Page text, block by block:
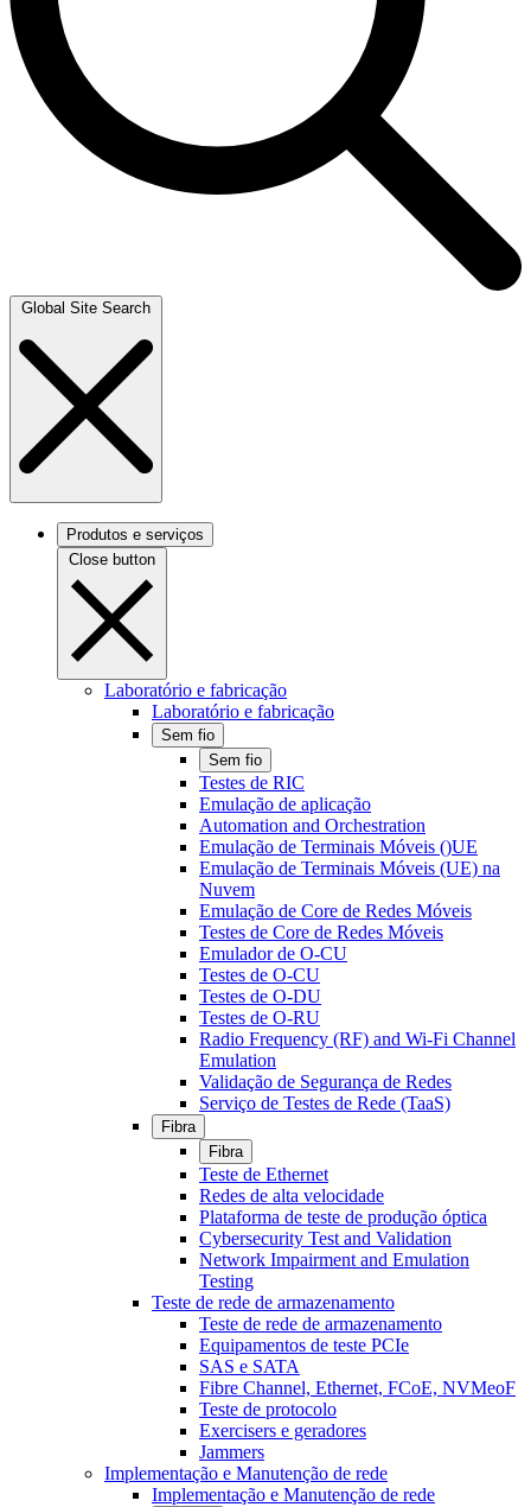
Global Site Search
Produtos e serviços
Close button
Laboratório e fabricação
Laboratório e fabricação
Sem fio
Sem fio
Testes de RIC
Emulação de aplicação
Automation and Orchestration
Emulação de Terminais Móveis ()UE
Emulação de Terminais Móveis (UE) na
Nuvem
Emulação de Core de Redes Móveis
Testes de Core de Redes Móveis
Emulador de O-CU
Testes de O-CU
Testes de O-DU
Testes de O-RU
Radio Frequency (RF) and Wi-Fi Channel
Emulation
Validação de Segurança de Redes
Serviço de Testes de Rede (TaaS)
Fibra
Fibra
Teste de Ethernet
Redes de alta velocidade
Plataforma de teste de produção óptica
Cybersecurity Test and Validation
Network Impairment and Emulation
Testing
Teste de rede de armazenamento
Teste de rede de armazenamento
Equipamentos de teste PCIe
SAS e SATA
Fibre Channel, Ethernet, FCoE, NVMeoF
Teste de protocolo
Exercisers e geradores
Jammers
Implementação e Manutenção de rede
Implementação e Manutenção de rede